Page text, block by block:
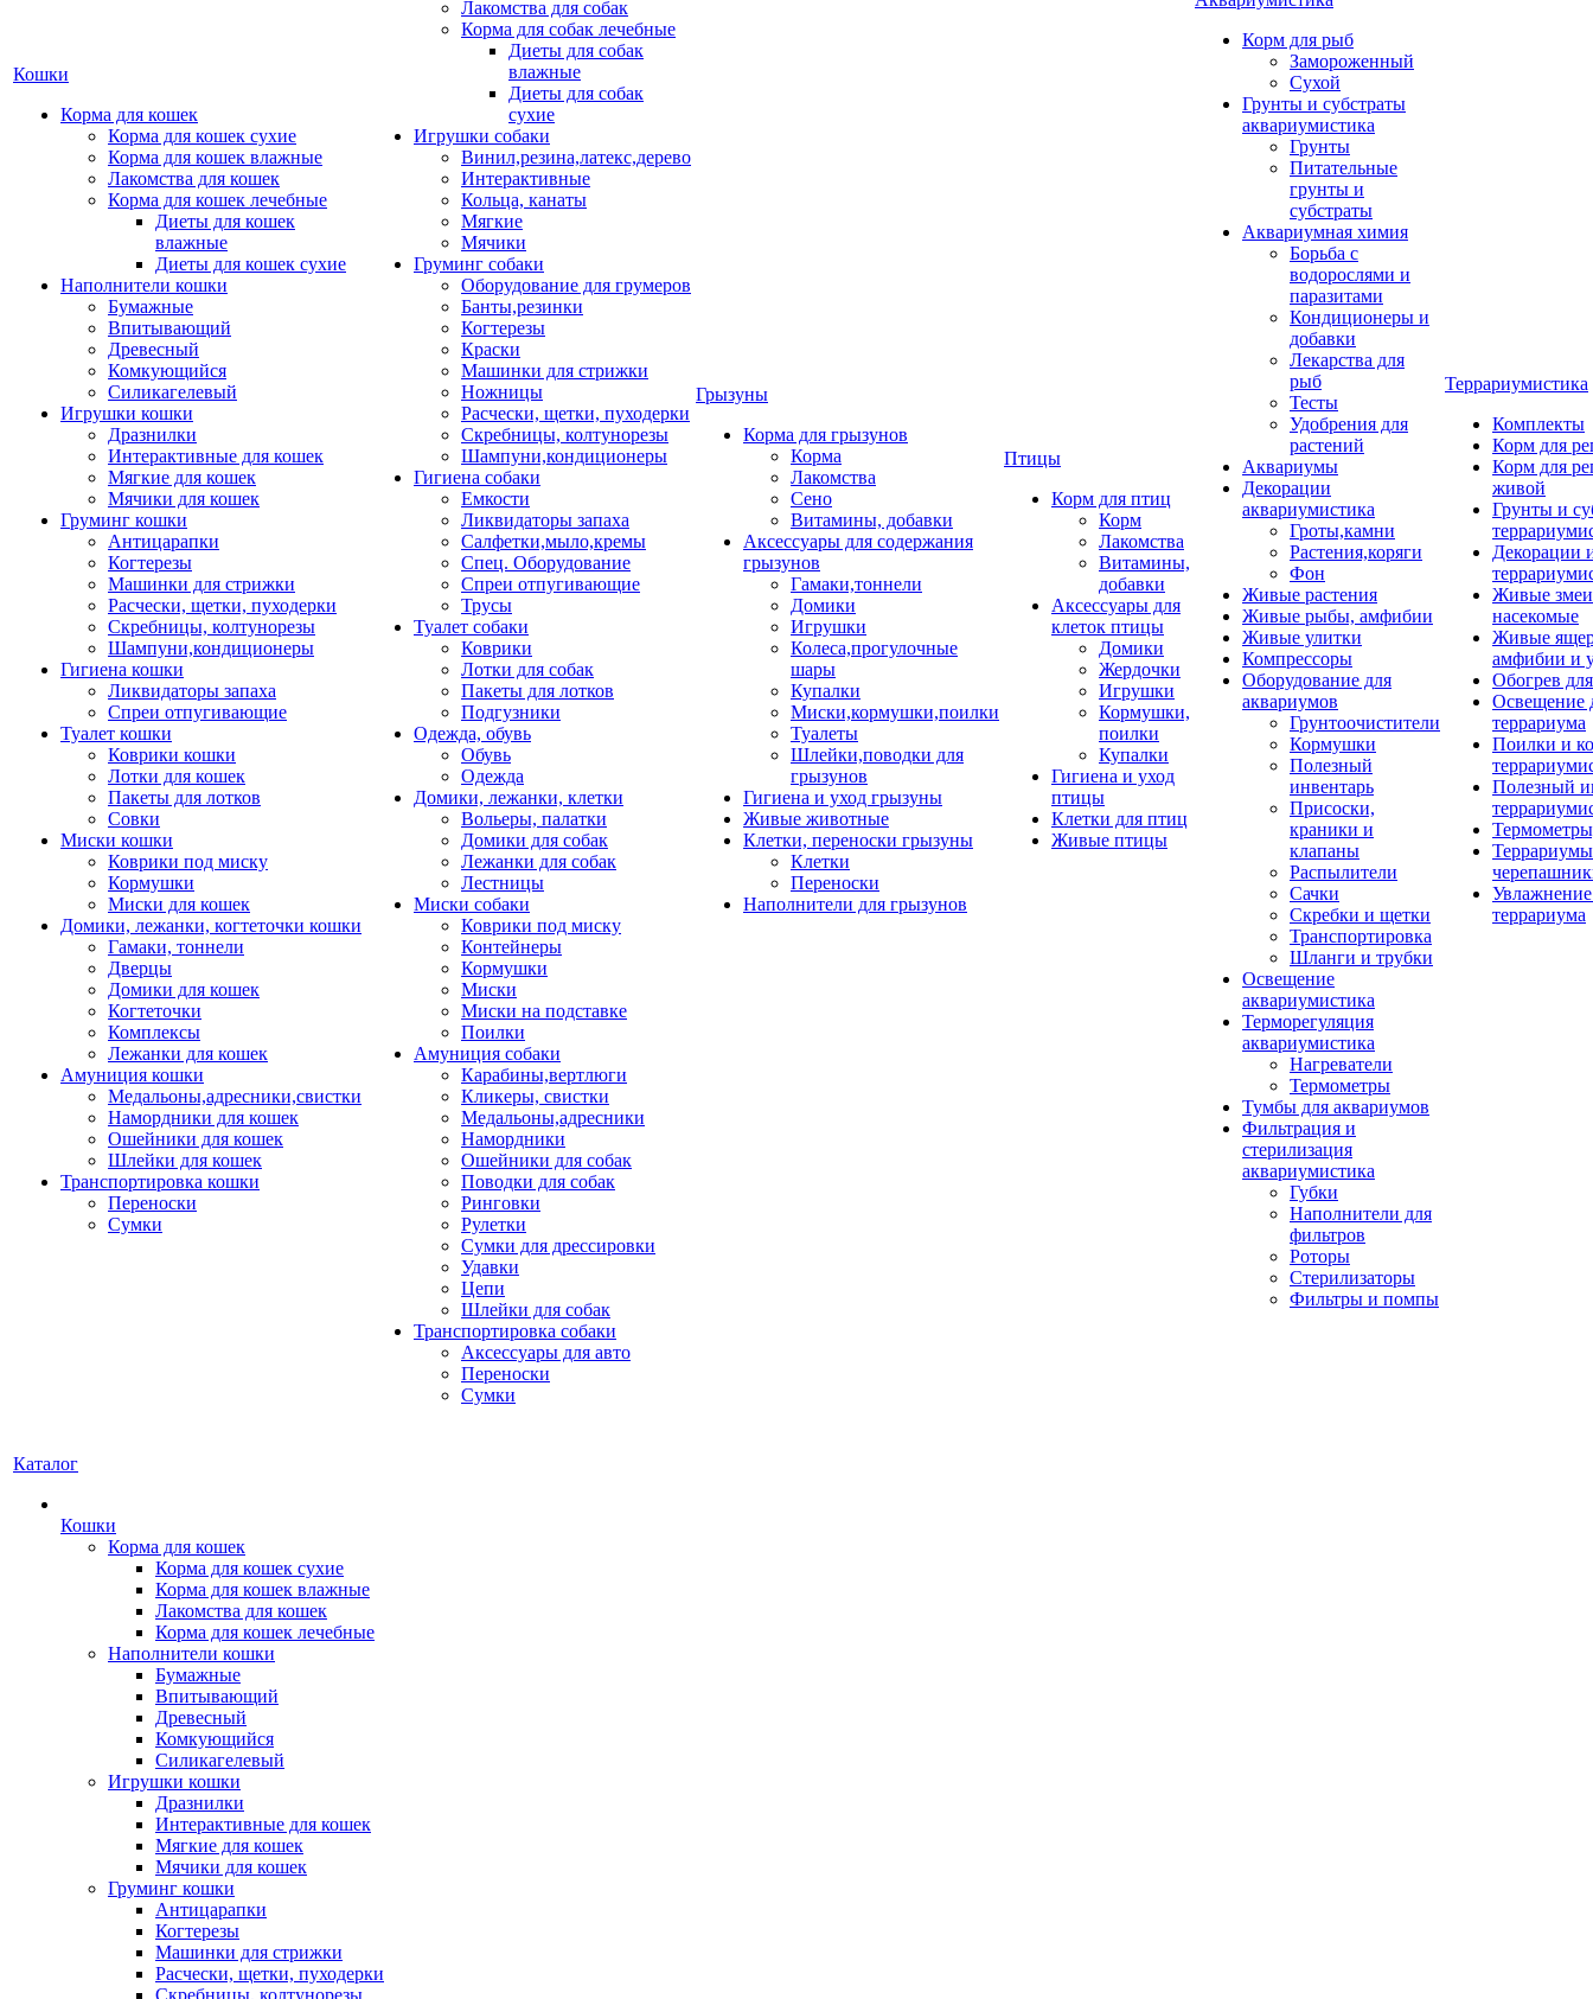
Кошки
Корма для кошек
Корма для кошек сухие
Корма для кошек влажные
Лакомства для кошек
Корма для кошек лечебные
Диеты для кошек
влажные
Диеты для кошек сухие
Наполнители кошки
Бумажные
Впитывающий
Древесный
Комкующийся
Силикагелевый
Игрушки кошки
Дразнилки
Интерактивные для кошек
Мягкие для кошек
Мячики для кошек
Груминг кошки
Антицарапки
Когтерезы
Машинки для стрижки
Расчески, щетки, пуходерки
Скребницы, колтунорезы
Шампуни,кондиционеры
Гигиена кошки
Ликвидаторы запаха
Спреи отпугивающие
Туалет кошки
Коврики кошки
Лотки для кошек
Пакеты для лотков
Совки
Миски кошки
Коврики под миску
Кормушки
Миски для кошек
Домики, лежанки, когтеточки кошки
Гамаки, тоннели
Дверцы
Домики для кошек
Когтеточки
Комплексы
Лежанки для кошек
Амуниция кошки
Медальоны,адресники,свистки
Намордники для кошек
Ошейники для кошек
Шлейки для кошек
Транспортировка кошки
Переноски
Сумки
Лакомства для собак
Корма для собак лечебные
Диеты для собак
влажные
Диеты для собак
сухие
Игрушки собаки
Винил,резина,латекс,дерево
Интерактивные
Кольца, канаты
Мягкие
Мячики
Груминг собаки
Оборудование для грумеров
Банты,резинки
Когтерезы
Краски
Машинки для стрижки
Ножницы
Расчески, щетки, пуходерки
Скребницы, колтунорезы
Шампуни,кондиционеры
Гигиена собаки
Емкости
Ликвидаторы запаха
Салфетки,мыло,кремы
Спец. Оборудование
Спреи отпугивающие
Трусы
Туалет собаки
Коврики
Лотки для собак
Пакеты для лотков
Подгузники
Одежда, обувь
Обувь
Одежда
Домики, лежанки, клетки
Вольеры, палатки
Домики для собак
Лежанки для собак
Лестницы
Миски собаки
Коврики под миску
Контейнеры
Кормушки
Миски
Миски на подставке
Поилки
Амуниция собаки
Карабины,вертлюги
Кликеры, свистки
Медальоны,адресники
Намордники
Ошейники для собак
Поводки для собак
Ринговки
Рулетки
Сумки для дрессировки
Удавки
Цепи
Шлейки для собак
Транспортировка собаки
Аксессуары для авто
Переноски
Сумки
Грызуны
Корма для грызунов
Корма
Лакомства
Сено
Витамины, добавки
Аксессуары для содержания
грызунов
Гамаки,тоннели
Домики
Игрушки
Колеса,прогулочные
шары
Купалки
Миски,кормушки,поилки
Туалеты
Шлейки,поводки для
грызунов
Гигиена и уход грызуны
Живые животные
Клетки, переноски грызуны
Клетки
Переноски
Наполнители для грызунов
Птицы
Корм для птиц
Корм
Лакомства
Витамины,
добавки
Аксессуары для
клеток птицы
Домики
Жердочки
Игрушки
Кормушки,
поилки
Купалки
Гигиена и уход
птицы
Клетки для птиц
Живые птицы
Корм для рыб
Замороженный
Сухой
Грунты и субстраты
аквариумистика
Грунты
Питательные
грунты и
субстраты
Аквариумная химия
Борьба с
водорослями и
паразитами
Кондиционеры и
добавки
Лекарства для
рыб
Тесты
Удобрения для
растений
Аквариумы
Декорации
аквариумистика
Гроты,камни
Растения,коряги
Фон
Живые растения
Живые рыбы, амфибии
Живые улитки
Компрессоры
Оборудование для
аквариумов
Грунтоочистители
Кормушки
Полезный
инвентарь
Присоски,
краники и
клапаны
Распылители
Сачки
Скребки и щетки
Транспортировка
Шланги и трубки
Освещение
аквариумистика
Терморегуляция
аквариумистика
Нагреватели
Термометры
Тумбы для аквариумов
Фильтрация и
стерилизация
аквариумистика
Губки
Наполнители для
фильтров
Роторы
Стерилизаторы
Фильтры и помпы
Террариумистика
Комплекты
Корм для
Корм для
живой
Грунты и
Декорации
Живые
насекомые
Живые
амфибии и
Обогрев
Освещение
террариума
Поилки и
Полезный
террариума
Каталог
Кошки
Корма для кошек
Корма для кошек сухие
Корма для кошек влажные
Лакомства для кошек
Корма для кошек лечебные
Наполнители кошки
Бумажные
Впитывающий
Древесный
Комкующийся
Силикагелевый
Игрушки кошки
Дразнилки
Интерактивные для кошек
Мягкие для кошек
Мячики для кошек
Груминг кошки
Антицарапки
Когтерезы
Машинки для стрижки
Расчески, щетки, пуходерки
Скребницы, колтунорезы